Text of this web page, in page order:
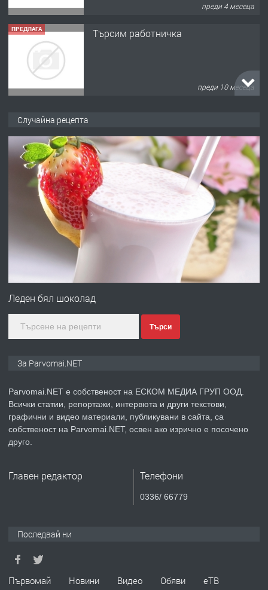
преди 4 месеца
ПРЕДЛАГА Търсим работничка
преди 10 месеца
преди 1 година
ПРЕДЛАГА Работа за общи работници
преди 1 година
Първи поход "По стъпките на Ангел
преди 1 година
ПРЕДЛАГА Уроци по Математика
Случайна рецепта
Леден бял шоколад
Търси
За Parvomai.NET
Parvomai.NET е собственост на ЕСКОМ МЕДИА ГРУП ООД.
Всички статии, репортажи, интервюта и други текстови,
графични и видео материали, публикувани в сайта, са
собственост на Parvomai.NET, освен ако изрично е посочено
друго.
Главен редактор Телефони
0336/ 66779
Последвай ни
Първомай Новини Видео Обяви
еТВ